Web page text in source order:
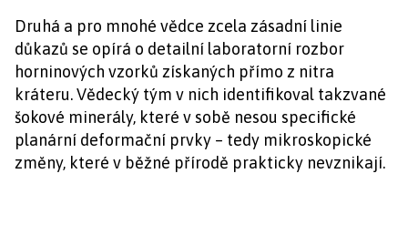
Druhá a pro mnohé vědce zcela zásadní linie
důkazů se opírá o detailní laboratorní rozbor
horninových vzorků získaných přímo z nitra
kráteru. Vědecký tým v nich identifikoval takzvané
šokové minerály, které v sobě nesou specifické
planární deformační prvky – tedy mikroskopické
změny, které v běžné přírodě prakticky nevznikají.